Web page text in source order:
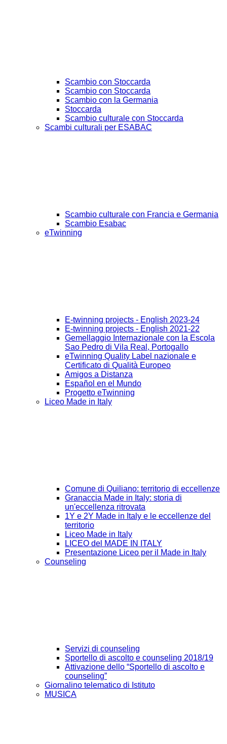
Scambio con Stoccarda
Scambio con Stoccarda
Scambio con la Germania
Stoccarda
Scambio culturale con Stoccarda
Scambi culturali per ESABAC
Scambio culturale con Francia e Germania
Scambio Esabac
eTwinning
E-twinning projects - English 2023-24
E-twinning projects - English 2021-22
Gemellaggio Internazionale con la Escola
Sao Pedro di Vila Real, Portogallo
eTwinning Quality Label nazionale e
Certificato di Qualità Europeo
Amigos a Distanza
Español en el Mundo
Progetto eTwinning
Liceo Made in Italy
Comune di Quiliano: territorio di eccellenze
Granaccia Made in Italy: storia di
un'eccellenza ritrovata
1Y e 2Y Made in Italy e le eccellenze del
territorio
Liceo Made in Italy
LICEO del MADE IN ITALY
Presentazione Liceo per il Made in Italy
Counseling
Servizi di counseling
Sportello di ascolto e counseling 2018/19
Attivazione dello “Sportello di ascolto e
counseling”
Giornalino telematico di Istituto
MUSICA